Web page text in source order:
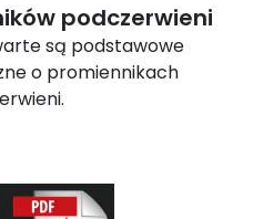
podczerwieni
są podstawowe
o promiennikach